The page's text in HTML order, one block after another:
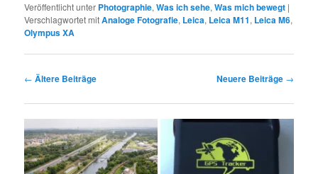
Veröffentlicht unter Photographie,Was ich sehe,Was mich bewegt |
Verschlagwortet mitAnaloge Fotografie, Leica, Leica M11, Leica M6,
Olympus XA
Beitragsnavigation
← Ältere Beiträge Neuere Beiträge →